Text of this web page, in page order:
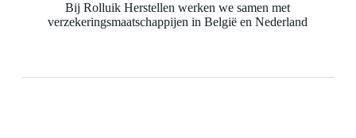
Bij Rolluik Herstellen werken we samen met
verzekeringsmaatschappijen in België en Nederland